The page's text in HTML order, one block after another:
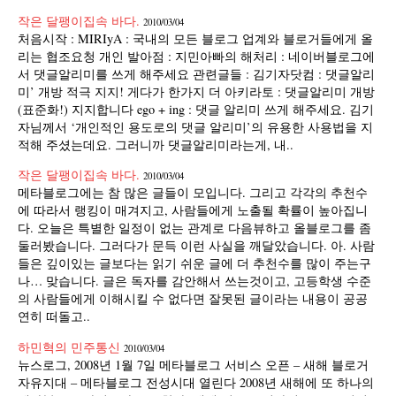
작은 달팽이집속 바다. 2010/03/04
처음시작 : MIRIyA : 국내의 모든 블로그 업계와 블로거들에게 올
리는 협조요청 개인 발아점 : 지민아빠의 해처리 : 네이버블로그에
서 댓글알리미를 쓰게 해주세요 관련글들 : 김기자닷컴 : 댓글알리
미’ 개방 적극 지지! 게다가 한가지 더 아키라토 : 댓글알리미 개방
(표준화!) 지지합니다 ego + ing : 댓글 알리미 쓰게 해주세요. 김기
자님께서 ‘개인적인 용도로의 댓글 알리미’의 유용한 사용법을 지
적해 주셨는데요. 그러니까 댓글알리미라는게, 내..
작은 달팽이집속 바다. 2010/03/04
메타블로그에는 참 많은 글들이 모입니다. 그리고 각각의 추천수
에 따라서 랭킹이 매겨지고, 사람들에게 노출될 확률이 높아집니
다. 오늘은 특별한 일정이 없는 관계로 다음뷰하고 올블로그를 좀
둘러봤습니다. 그러다가 문득 이런 사실을 깨달았습니다. 아. 사람
들은 깊이있는 글보다는 읽기 쉬운 글에 더 추천수를 많이 주는구
나… 맞습니다. 글은 독자를 감안해서 쓰는것이고, 고등학생 수준
의 사람들에게 이해시킬 수 없다면 잘못된 글이라는 내용이 공공
연히 떠돌고..
하민혁의 민주통신 2010/03/04
뉴스로그, 2008년 1월 7일 메타블로그 서비스 오픈 – 새해 블로거
자유지대 – 메타블로그 전성시대 열린다 2008년 새해에 또 하나의